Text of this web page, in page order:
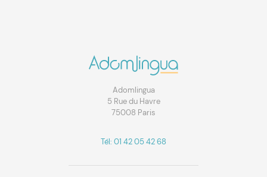
Adomlingua
5 Rue du Havre
75008 Paris
Tél: 01 42 05 42 68